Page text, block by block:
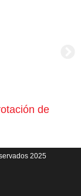
de
2025